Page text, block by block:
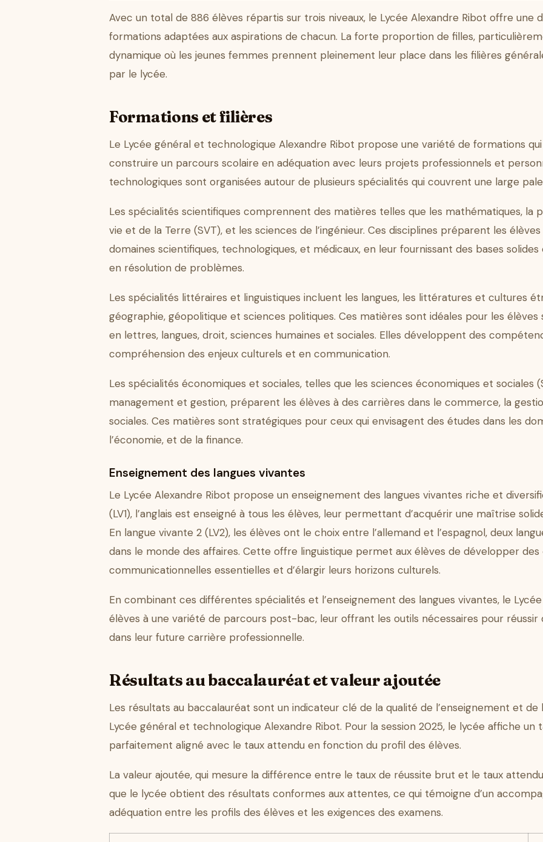
Avec un total de 886 élèves répartis sur trois niveaux, le Lycée Alexandre Ribot offre une
formations adaptées aux aspirations de chacun. La forte proportion de filles,
dynamique où les jeunes femmes prennent pleinement leur place dans les filières
par le lycée.
Formations et filières
Le Lycée général et technologique Alexandre Ribot propose une variété de formations
construire un parcours scolaire en adéquation avec leurs projets professionnels et
technologiques sont organisées autour de plusieurs spécialités qui couvrent une large
Les spécialités scientifiques comprennent des matières telles que les mathématiques, la
vie et de la Terre (SVT), et les sciences de l’ingénieur. Ces disciplines préparent les
domaines scientifiques, technologiques, et médicaux, en leur fournissant des bases
en résolution de problèmes.
Les spécialités littéraires et linguistiques incluent les langues, les littératures et cultures
géographie, géopolitique et sciences politiques. Ces matières sont idéales pour les
en lettres, langues, droit, sciences humaines et sociales. Elles développent des
compréhension des enjeux culturels et en communication.
Les spécialités économiques et sociales, telles que les sciences économiques et sociales
management et gestion, préparent les élèves à des carrières dans le commerce, la
sociales. Ces matières sont stratégiques pour ceux qui envisagent des études dans les
l’économie, et de la finance.
Enseignement des langues vivantes
Le Lycée Alexandre Ribot propose un enseignement des langues vivantes riche et
(LV1), l’anglais est enseigné à tous les élèves, leur permettant d’acquérir une maîtrise
En langue vivante 2 (LV2), les élèves ont le choix entre l’allemand et l’espagnol, deux
dans le monde des affaires. Cette offre linguistique permet aux élèves de développer
communicationnelles essentielles et d’élargir leurs horizons culturels.
En combinant ces différentes spécialités et l’enseignement des langues vivantes, le
élèves à une variété de parcours post-bac, leur offrant les outils nécessaires pour réussir
dans leur future carrière professionnelle.
Résultats au baccalauréat et valeur ajoutée
Les résultats au baccalauréat sont un indicateur clé de la qualité de l’enseignement et
Lycée général et technologique Alexandre Ribot. Pour la session 2025, le lycée affiche
parfaitement aligné avec le taux attendu en fonction du profil des élèves.
La valeur ajoutée, qui mesure la différence entre le taux de réussite brut et le taux
que le lycée obtient des résultats conformes aux attentes, ce qui témoigne d’un
adéquation entre les profils des élèves et les exigences des examens.